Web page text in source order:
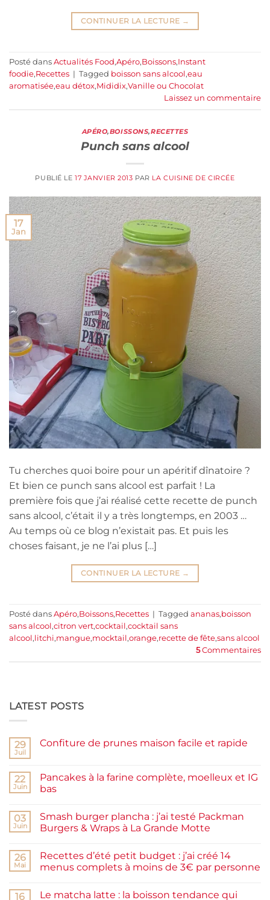
CONTINUER LA LECTURE →
Posté dans Actualités Food,Apéro,Boissons,Instant
foodie,Recettes | Tagged boisson sans alcool,eau
aromatisée,eau détox,Mididix,Vanille ou Chocolat
Laissez un commentaire
APÉRO,BOISSONS,RECETTES
Punch sans alcool
PUBLIÉ LE17 JANVIER 2013 PAR LA CUISINE DE CIRCÉE
17
Jan
Tu cherches quoi boire pour un apéritif dînatoire ?
Et bien ce punch sans alcool est parfait ! La
première fois que j’ai réalisé cette recette de punch
sans alcool, c’était il y a très longtemps, en 2003 …
Au temps où ce blog n’existait pas. Et puis les
choses faisant, je ne l’ai plus […]
CONTINUER LA LECTURE →
Posté dans Apéro,Boissons,Recettes | Tagged ananas,boisson
sans alcool ,citron vert,cocktail ,cocktail sans
alcool ,litchi,mangue,mocktail ,orange,recette de fête,sans alcool
5Commentaires
LATEST POSTS
29
Juil
Confiture de prunes maison facile et rapide
Confiture
de
prunes
et
rapide
22
Juin
Pancakes à la farine complète, moelleux et IG
bas
sur
Pancakes
à
complète,
moelleux
et
03
Juin
Smash burger plancha : j’ai testé Packman
Burgers & Wraps à La Grande Motte
sur
Smash
burger
testé
26
Mai
Recettes d’été petit budget : j’ai créé 14
menus complets à moins de 3€ par personne
sur
16 Le matcha latte : la boisson tendance qui